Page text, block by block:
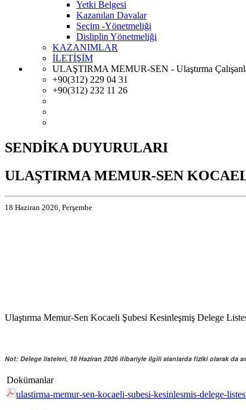
Yetki Belgesi
Kazanılan Davalar
Seçim -Yönetmeliği
Disliplin Yönetmeliği
KAZANIMLAR
İLETİŞİM
ULAŞTIRMA MEMUR-SEN - Ulaştırma
+90(312) 229 04 31
+90(312) 232 11 26
SENDİKA DUYURULARI
ULAŞTIRMA MEMUR-SEN
18 Haziran 2026, Perşembe
Ulaştırma Memur-Sen Kocaeli Şubesi Kesinleşmiş Delege
Not: Delege listeleri, 18 Haziran 2026 itibariyle ilgili alanlarda fiziki olarak da
Dokümanlar
ulastirma-memur-sen-kocaeli-subesi-kesinlesmis-delege-